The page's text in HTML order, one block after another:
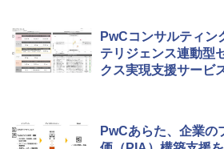
PwCコンサルティン
テリジェンス連動型
クス実現支援サービ
PwCあらた、企業の